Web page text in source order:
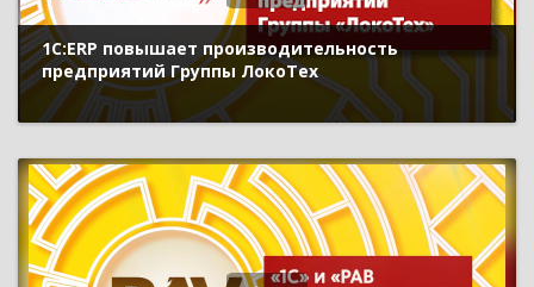
1С:ERP повышает производительность
предприятий Группы ЛокоТех